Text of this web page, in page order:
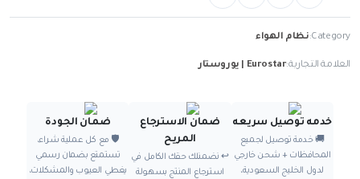
Category: نظام الهواء
العلامة التجارية:Eurostar | يوروستار
خدمه توصيل سريعه
🚚 خدمة توصيل لجميع
المحافظات + شحن خارجي
لدول الخليج السعودية،
ضمان الاسترجاع
المريح
↩️ نضمنلك حقك الكامل في
استرجاع المنتج بسهولة
ضمان الجودة
🛡️ مع كل عملية شراء،
تستمتع بضمان رسمي
يغطي العيوب والمشكلات،